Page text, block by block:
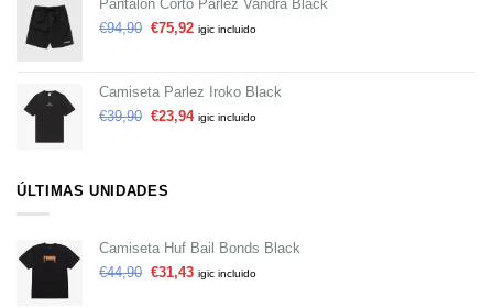
Pantalón Corto Parlez Vandra Black
€94,90 €75,92 igic incluido
Camiseta Parlez Iroko Black
€39,90 €23,94 igic incluido
ÚLTIMAS UNIDADES
Camiseta Huf Bail Bonds Black
€44,90 €31,43 igic incluido